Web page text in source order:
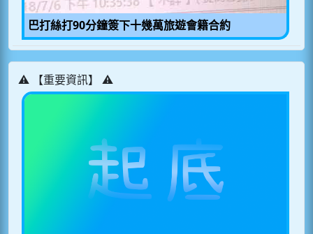
巴打絲打90分鐘簽下十幾萬旅遊會籍合約
⚠️ 【重要資訊】 ⚠️